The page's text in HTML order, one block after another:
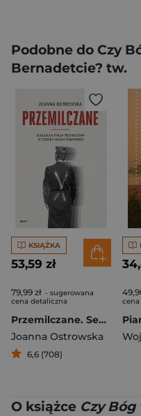
Podobne do Czy
Bernadetcie? tw.
KSIĄŻKA
53,59 zł
79,99 zł - sugerowana
cena detaliczna
Przemilczane. Seksualna praca przymusowa w czasie II wojny światowej. Wydanie rozszerzone
Joanna Ostrowska
6,6 (708)
O książce Czy